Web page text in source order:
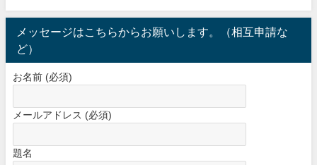
メッセージはこちらからお願いします。（相互申請な
ど）
お名前 (必須)
メールアドレス (必須)
題名